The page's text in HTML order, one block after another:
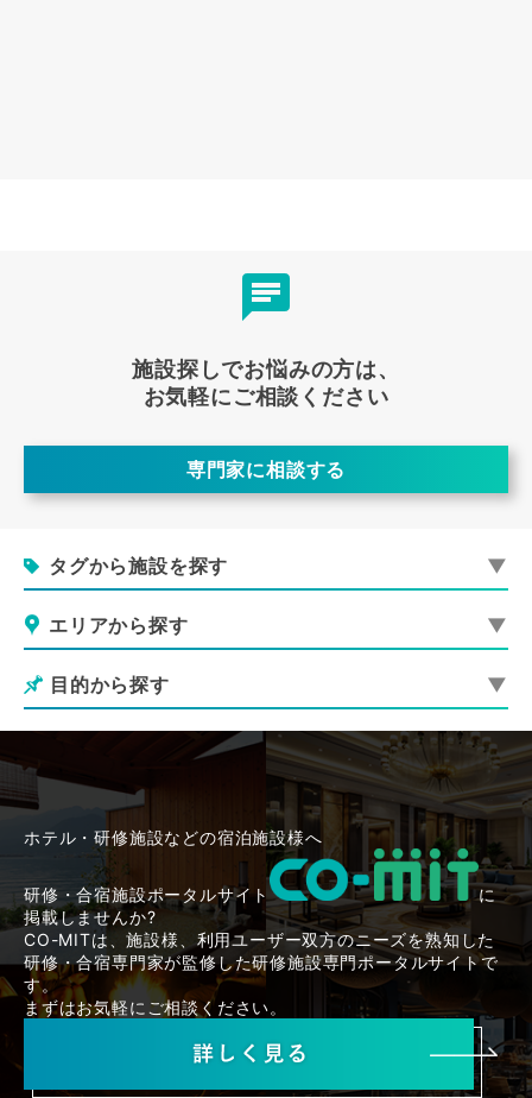
施設探しでお悩みの方は、
お気軽にご相談ください
専門家に相談する
タグから施設を探す
エリアから探す
目的から探す
ホテル・研修施設などの宿泊施設様へ
研修・合宿施設ポータルサイト
に
掲載しませんか?
CO-MITは、施設様、利用ユーザー双方のニーズを熟知した
研修・合宿専門家が監修した研修施設専門ポータルサイトで
す。
まずはお気軽にご相談ください。